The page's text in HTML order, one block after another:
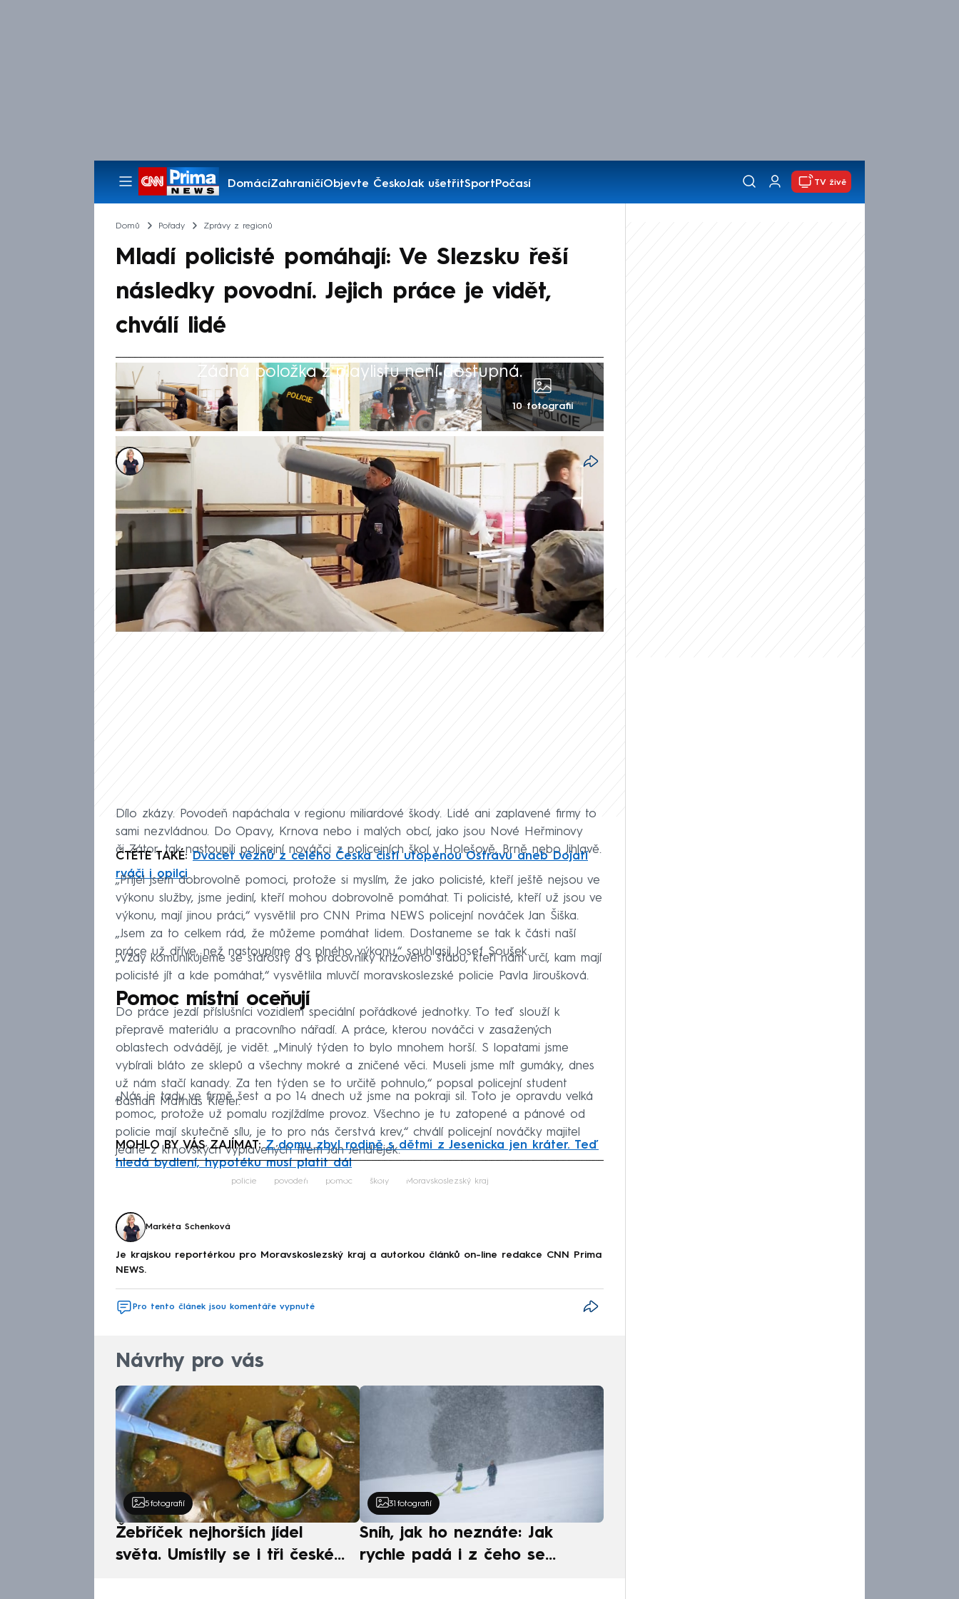
DomácíZahraničíObjevte ČeskoJak ušetřitSportPočasí
Pořady
TV živě
Domů Pořady Zprávy z regionů
Mladí policisté pomáhají: Ve Slezsku řeší
následky povodní. Jejich práce je vidět,
chválí lidé
Žádná položka z playlistu není dostupná.
10 fotografií
Markéta Schenková
3. říj 2024, 23:53
Policisté pomáhají lidem v zaplavených oblastech na Bruntálsku. K
odstraňování povodňových škod se tam dobrovolně přihlásilo 80
nováčků z policejních škol. Jejich práce je fyzicky náročná, vynášejí
bahno nebo věci, které zničila přívalová vlna.
Dílo zkázy. Povodeň napáchala v regionu miliardové škody. Lidé ani zaplavené firmy to
sami nezvládnou. Do Opavy, Krnova nebo i malých obcí, jako jsou Nové Heřminovy
či Zátor, tak nastoupili policejní nováčci z policejních škol v Holešově, Brně nebo Jihlavě.
ČTĚTE TAKÉ:Dvacet vězňů z celého Česka čistí utopenou Ostravu aneb Dojatí
rváči i opilci
„Přijel jsem dobrovolně pomoci, protože si myslím, že jako policisté, kteří ještě nejsou ve
výkonu služby, jsme jediní, kteří mohou dobrovolně pomáhat. Ti policisté, kteří už jsou ve
výkonu, mají jinou práci,“ vysvětlil pro CNN Prima NEWS policejní nováček Jan Šiška.
„Jsem za to celkem rád, že můžeme pomáhat lidem. Dostaneme se tak k části naší
práce už dříve, než nastoupíme do plného výkonu,“ souhlasil Josef Soušek.
„Vždy komunikujeme se starosty a s pracovníky krizového štábu, kteří nám určí, kam mají
policisté jít a kde pomáhat,“ vysvětlila mluvčí moravskoslezské policie Pavla Jiroušková.
Pomoc místní oceňují
Do práce jezdí příslušníci vozidlem speciální pořádkové jednotky. To teď slouží k
přepravě materiálu a pracovního nářadí. A práce, kterou nováčci v zasažených
oblastech odvádějí, je vidět. „Minulý týden to bylo mnohem horší. S lopatami jsme
vybírali bláto ze sklepů a všechny mokré a zničené věci. Museli jsme mít gumáky, dnes
už nám stačí kanady. Za ten týden se to určitě pohnulo,“ popsal policejní student
Bastian Mathias Kiefer.
„Nás je tady ve firmě šest a po 14 dnech už jsme na pokraji sil. Toto je opravdu velká
pomoc, protože už pomalu rozjíždíme provoz. Všechno je tu zatopené a pánové od
policie mají skutečně sílu, je to pro nás čerstvá krev,“ chválí policejní nováčky majitel
jedné z krnovských vyplavených firem Jan Jendřejek.
MOHLO BY VÁS ZAJÍMAT:Z domu zbyl rodině s dětmi z Jesenicka jen kráter. Teď
hledá bydlení, hypotéku musí platit dál
Failed to fetch
policie povodeň pomoc školy Moravskoslezský kraj
Markéta Schenková
Je krajskou reportérkou pro Moravskoslezský kraj a autorkou článků on-line redakce CNN Prima
NEWS.
Pro tento článek jsou komentáře vypnuté
Návrhy pro vás
5 fotografií
Žebříček nejhorších jídel
světa. Umístily se i tři české
31 fotografií
Sníh, jak ho neznáte: Jak
rychle padá i z čeho se